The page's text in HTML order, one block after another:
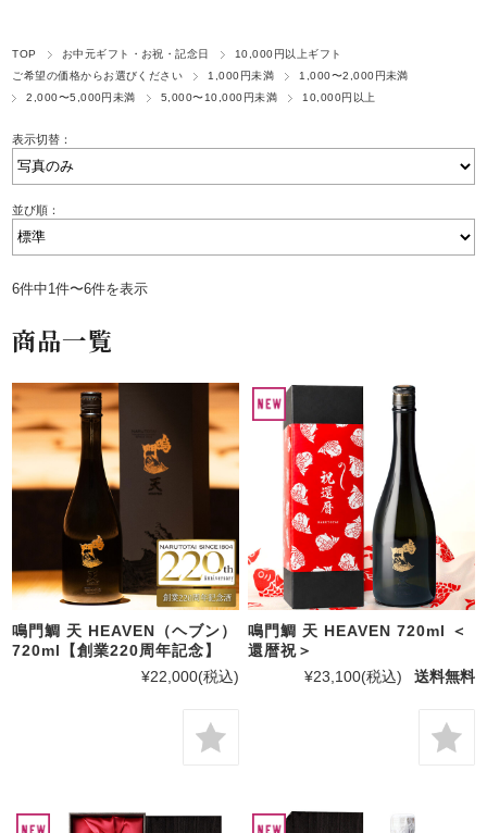
TOP お中元ギフト・お祝・記念日
10,000円以上ギフト
ご希望の価格からお選びください
1,000円未満
1,000〜2,000円未満
2,000〜5,000円未満
5,000〜10,000円未満 10,000円以上
表示切替：
並び順：
6件中1件〜6件を表示
商品一覧
鳴門鯛 天 HEAVEN（ヘブン）
720ml【創業220周年記念】
¥22,000(税込)
鳴門鯛 天 HEAVEN 720ml ＜
還暦祝＞
¥23,100(税込) 送料無料